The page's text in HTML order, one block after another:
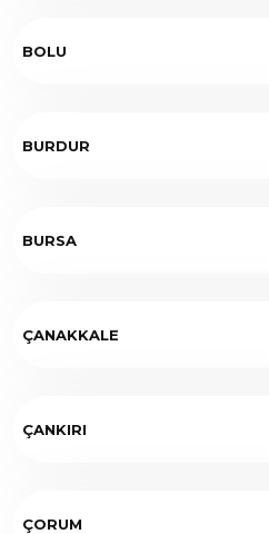
BOLU
BURDUR
BURSA
ÇANAKKALE
ÇANKIRI
ÇORUM